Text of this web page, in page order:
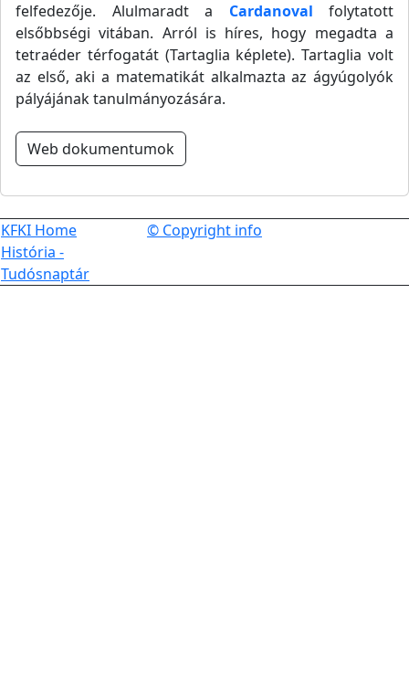
felfedezője. Alulmaradt a Cardanoval folytatott
elsőbbségi vitában. Arról is híres, hogy megadta a
tetraéder térfogatát (Tartaglia képlete). Tartaglia volt
az első, aki a matematikát alkalmazta az ágyúgolyók
pályájának tanulmányozására.
Web dokumentumok
KFKI Home
História -
Tudósnaptár
© Copyright info